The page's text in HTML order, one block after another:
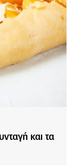
και τα